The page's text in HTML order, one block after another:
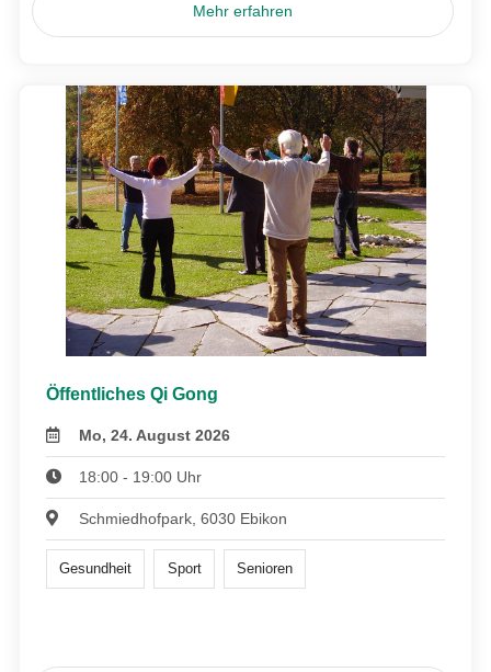
Mehr erfahren
Öffentliches Qi Gong
Mo, 24. August 2026
18:00 - 19:00 Uhr
Schmiedhofpark, 6030 Ebikon
Gesundheit Sport Senioren